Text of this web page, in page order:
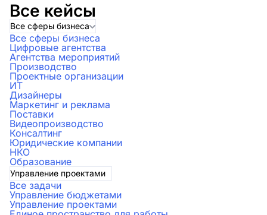
Все кейсы
Все сферы бизнеса
Все сферы бизнеса
Цифровые агентства
Агентства мероприятий
Производство
Проектные организации
ИТ
Дизайнеры
Маркетинг и реклама
Поставки
Видеопроизводство
Консалтинг
Юридические компании
НКО
Образование
Управление проектами
Все задачи
Управление бюджетами
Управление проектами